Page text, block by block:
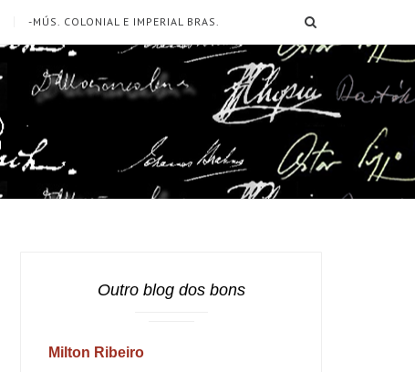
-MÚS. COLONIAL E IMPERIAL BRAS.
Outro blog dos bons
Milton Ribeiro